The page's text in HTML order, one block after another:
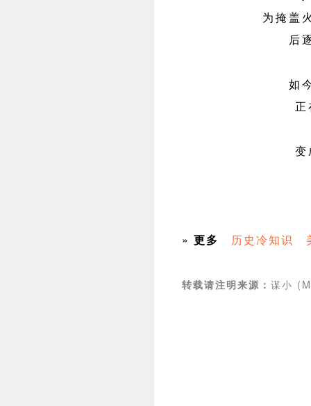
为掩盖
后
如
» 更多 历史冷知识
转载请注明来源： 谋小